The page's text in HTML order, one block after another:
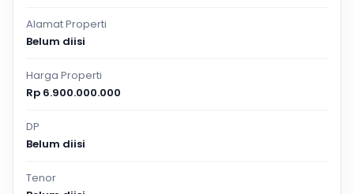
Alamat Properti
Belum diisi
Harga Properti
Rp 6.900.000.000
DP
Belum diisi
Tenor